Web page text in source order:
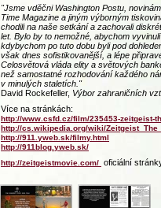
"Jsme vděčni Washington Postu,
Time Magazine a jiným výborným
chodili na naše setkání a zachovali
let. Bylo by to nemožné, abychom
kdybychom po tuto dobu byli pod
však dnes sofistikovanější, a lépe
Celosvětová vláda elity a světových
než samostatné rozhodování každého
v minulých staletích."
David Rockefeller, Výbor zahraničních
Více na stránkách:
http://www.csfd.cz/film/235453-zeitgeist-
http://cs.wikipedia.org/wiki/
http://911.yweb.sk/filmy.html
http://911blog.yweb.sk/
http://zeitgeistmovie.com/ oficiální